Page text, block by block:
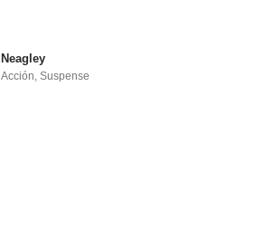
Neagley
Acción,Suspense